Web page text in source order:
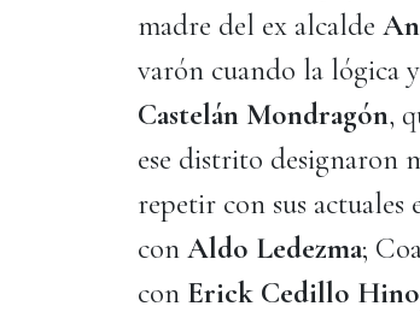
madre del ex alcalde
varón cuando la lógica
Castelán Mondragón,
ese distrito
repetir con sus
con Aldo Ledezma;
con Erick Cedillo